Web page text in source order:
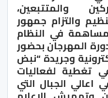
والمتتبعين،
والتزام جمهور
في النظام
المهرجان بحضور
وجريدة “نبض
تغطية لفعاليات
اعالي الجبال التي